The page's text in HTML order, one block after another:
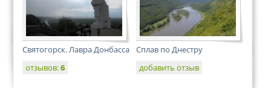
Святогорск. Лавра Донбасса
отзывов:6
Сплав по Днестру
добавить отзыв